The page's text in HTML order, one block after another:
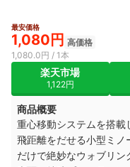
最安価格
1,080円 高価格
1,080.0円 / 1本
楽天市場
1,122円
商品概要
重心移動システムを搭載
飛距離をだせる小型ミノ
だけで絶妙なウォブリ